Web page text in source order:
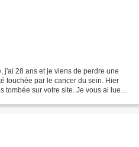
j'ai 28 ans et je viens de perdre une
touchée par le cancer du sein. Hier
tombée sur votre site. Je vous ai lue